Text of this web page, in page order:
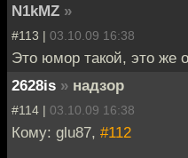
N1kMZ »
#113 | 03.10.09 16:38
Это юмор такой, это же
2628is » надзор
#114 | 03.10.09 16:38
Кому: glu87, #112